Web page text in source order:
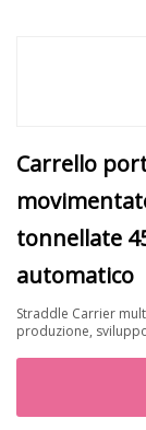
Carrello
tonnellate
automatico
Straddle Carrier
produzione,